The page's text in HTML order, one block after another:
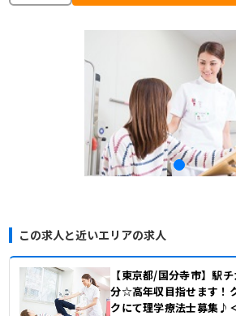
この求人と近いエリアの求人
【東京都/国分寺市】駅
分☆高年収目指せます！
クにて理学療法士募集♪